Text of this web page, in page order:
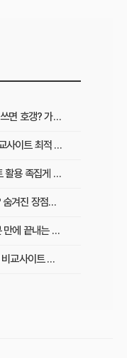
운전자보험 비교사이트, 이것 모르고 쓰면 호갱? 가입 전 필수 확인사항
초보부터 베테랑까지! 운전자보험 비교사이트 최적 활용법과 맞춤 플랜
내게 딱 맞는 운전자보험? 비교사이트 활용 족집게 가이드 & 성공 후기
운전자보험비교사이트, 왜 필수일까? 숨겨진 장점과 현명하게 활용하는 비법
복잡한 운전자보험, 비교사이트로 1분 만에 끝내는 최적 보험료 찾기
숨겨진 운전자보험료 10만원 아끼기! 비교사이트 활용법 이것부터 확인